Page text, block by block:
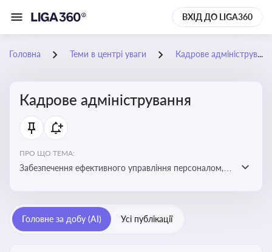
ВХІД ДО LIGA360
Головна Теми в центрі уваги Кадрове адміністрування
Кадрове адміністрування
ПРО ЩО ТЕМА:
Забезпечення ефективного управління персоналом,
Головне за добу (AI) Усі публікації